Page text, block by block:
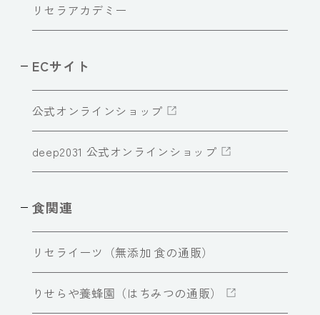
リセラアカデミー
ECサイト
公式オンラインショップ
deep2031 公式オンラインショップ
食関連
リセライーツ（無添加 食の通販）
りせらや養蜂園（はちみつの通販）